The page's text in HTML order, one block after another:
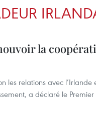
la
les relations avec
a déclaré le